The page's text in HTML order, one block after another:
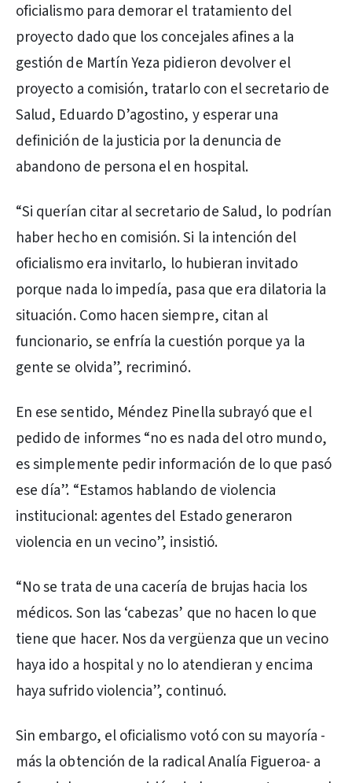
oficialismo para demorar el tratamiento del
proyecto dado que los concejales afines a la
gestión de Martín Yeza pidieron devolver el
proyecto a comisión, tratarlo con el secretario de
Salud, Eduardo D’agostino, y esperar una
definición de la justicia por la denuncia de
abandono de persona el en hospital.
“Si querían citar al secretario de Salud, lo podrían
haber hecho en comisión. Si la intención del
oficialismo era invitarlo, lo hubieran invitado
porque nada lo impedía, pasa que era dilatoria la
situación. Como hacen siempre, citan al
funcionario, se enfría la cuestión porque ya la
gente se olvida”, recriminó.
En ese sentido, Méndez Pinella subrayó que el
pedido de informes “no es nada del otro mundo,
es simplemente pedir información de lo que pasó
ese día”. “Estamos hablando de violencia
institucional: agentes del Estado generaron
violencia en un vecino”, insistió.
“No se trata de una cacería de brujas hacia los
médicos. Son las ‘cabezas’ que no hacen lo que
tiene que hacer. Nos da vergüenza que un vecino
haya ido a hospital y no lo atendieran y encima
haya sufrido violencia”, continuó.
Sin embargo, el oficialismo votó con su mayoría -
más la obtención de la radical Analía Figueroa- a